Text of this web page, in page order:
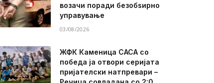
возачи поради безобѕирно
управување
03/08/2026
ЖФК Каменица САСА со
победа ја отвори серијата
пријателски натпревари –